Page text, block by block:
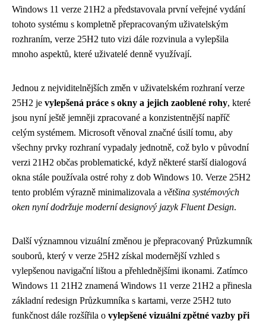
Windows 11 verze 21H2 a představovala první veřejné vydání
tohoto systému s kompletně přepracovaným uživatelským
rozhraním, verze 25H2 tuto vizi dále rozvinula a vylepšila
mnoho aspektů, které uživatelé denně využívají.
Jednou z nejviditelnějších změn v uživatelském rozhraní verze
25H2 je vylepšená práce s okny a jejich zaoblené rohy, které
jsou nyní ještě jemněji zpracované a konzistentnější napříč
celým systémem. Microsoft věnoval značné úsilí tomu, aby
všechny prvky rozhraní vypadaly jednotně, což bylo v původní
verzi 21H2 občas problematické, když některé starší dialogová
okna stále používala ostré rohy z dob Windows 10. Verze 25H2
tento problém výrazně minimalizovala a většina systémových
oken nyní dodržuje moderní designový jazyk Fluent Design.
Další významnou vizuální změnou je přepracovaný Průzkumník
souborů, který v verze 25H2 získal modernější vzhled s
vylepšenou navigační lištou a přehlednějšími ikonami. Zatímco
Windows 11 21H2 znamená Windows 11 verze 21H2 a přinesla
základní redesign Průzkumníka s kartami, verze 25H2 tuto
funkčnost dále rozšířila o vylepšené vizuální zpětné vazby při